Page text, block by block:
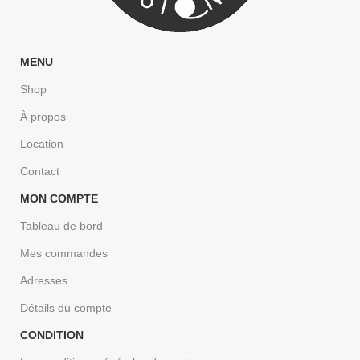
MENU
Shop
À propos
Location
Contact
MON COMPTE
Tableau de bord
Mes commandes
Adresses
Détails du compte
CONDITION